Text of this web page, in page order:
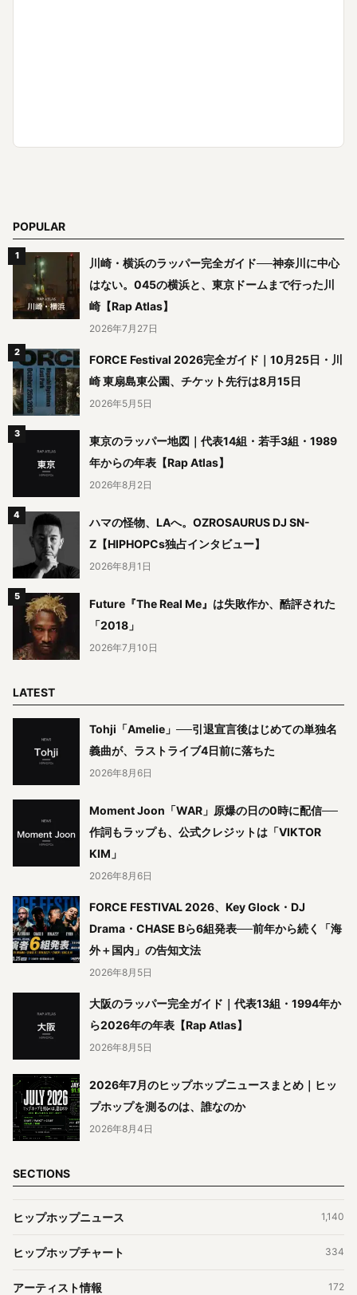
POPULAR
川崎・横浜のラッパー完全ガイド──神奈川に中心
はない。045の横浜と、東京ドームまで行った川
崎【Rap Atlas】
2026年7月27日
FORCE Festival 2026完全ガイド｜10月25日・川
崎 東扇島東公園、チケット先行は8月15日
2026年5月5日
東京のラッパー地図｜代表14組・若手3組・1989
年からの年表【Rap Atlas】
2026年8月2日
ハマの怪物、LAへ。OZROSAURUS DJ SN-
Z【HIPHOPCs独占インタビュー】
2026年8月1日
Future『The Real Me』は失敗作か、酷評された
「2018」
2026年7月10日
LATEST
Tohji「Amelie」──引退宣言後はじめての単独名
義曲が、ラストライブ4日前に落ちた
2026年8月6日
Moment Joon「WAR」原爆の日の0時に配信──
作詞もラップも、公式クレジットは「VIKTOR
KIM」
2026年8月6日
FORCE FESTIVAL 2026、Key Glock・DJ
Drama・CHASE Bら6組発表──前年から続く「海
外＋国内」の告知文法
2026年8月5日
大阪のラッパー完全ガイド｜代表13組・1994年か
ら2026年の年表【Rap Atlas】
2026年8月5日
2026年7月のヒップホップニュースまとめ｜ヒッ
プホップを測るのは、誰なのか
2026年8月4日
SECTIONS
ヒップホップニュース 1,140
ヒップホップチャート 334
アーティスト情報 172